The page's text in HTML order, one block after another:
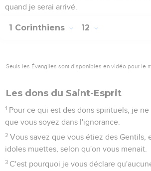
quand je serai arrivé.
1 Corinthiens 12
Seuls les Évangiles sont disponibles en vidéo pour le
Les dons du Saint-Esprit
1 Pour ce qui est des dons spirituels, je ne
que vous soyez dans l'ignorance.
2 Vous savez que vous étiez des Gentils,
idoles muettes, selon qu'on vous menait.
3 C'est pourquoi je vous déclare